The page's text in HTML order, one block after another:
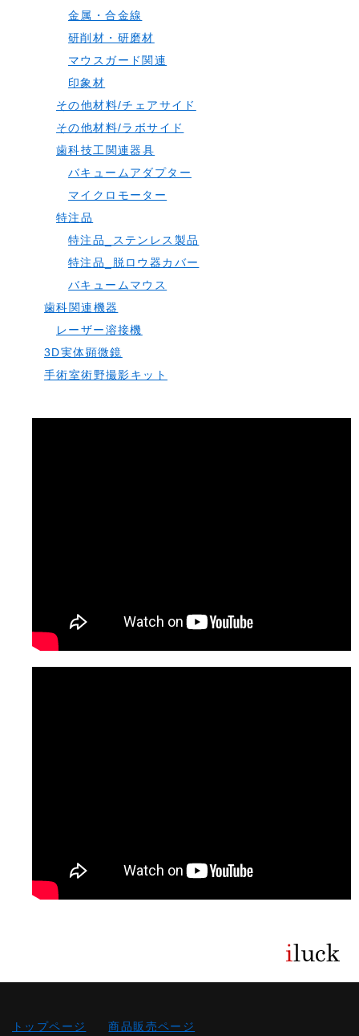
金属・合金線
研削材・研磨材
マウスガード関連
印象材
その他材料/チェアサイド
その他材料/ラボサイド
歯科技工関連器具
バキュームアダプター
マイクロモーター
特注品
特注品_ステンレス製品
特注品_脱ロウ器カバー
バキュームマウス
歯科関連機器
レーザー溶接機
3D実体顕微鏡
手術室術野撮影キット
トップページ 商品販売ページ